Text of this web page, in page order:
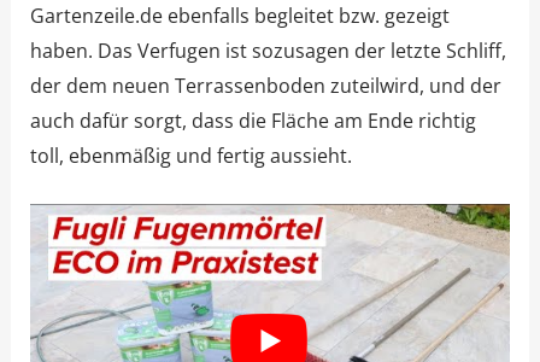
Gartenzeile.de ebenfalls begleitet bzw. gezeigt
haben. Das Verfugen ist sozusagen der letzte Schliff,
der dem neuen Terrassenboden zuteilwird, und der
auch dafür sorgt, dass die Fläche am Ende richtig
toll, ebenmäßig und fertig aussieht.